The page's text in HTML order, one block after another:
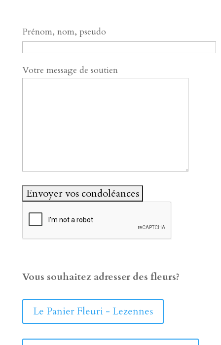
Prénom, nom, pseudo
Votre message de soutien
Vous souhaitez adresser des fleurs?
Le Panier Fleuri - Lezennes